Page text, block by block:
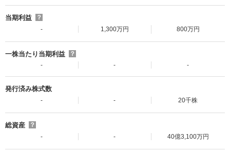
当期利益
？
-
1,300万円 800万円
一株当たり当期利益
？
-
- -
発行済み株式数
- - 20千株
総資産
？
-
- 40億3,100万円